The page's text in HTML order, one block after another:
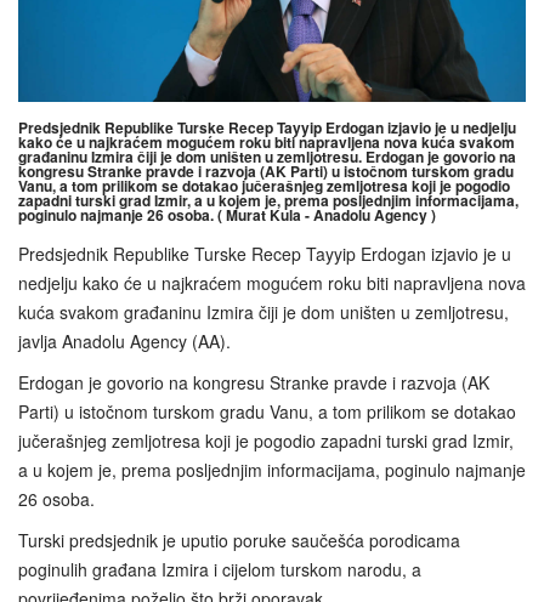
Predsjednik Republike Turske Recep Tayyip Erdogan izjavio je u nedjelju
kako će u najkraćem mogućem roku biti napravljena nova kuća svakom
građaninu Izmira čiji je dom uništen u zemljotresu. Erdogan je govorio na
kongresu Stranke pravde i razvoja (AK Parti) u istočnom turskom gradu
Vanu, a tom prilikom se dotakao jučerašnjeg zemljotresa koji je pogodio
zapadni turski grad Izmir, a u kojem je, prema posljednjim informacijama,
poginulo najmanje 26 osoba. ( Murat Kula - Anadolu Agency )
Predsjednik Republike Turske Recep Tayyip Erdogan izjavio je u
nedjelju kako će u najkraćem mogućem roku biti napravljena nova
kuća svakom građaninu Izmira čiji je dom uništen u zemljotresu,
javlja Anadolu Agency (AA).
Erdogan je govorio na kongresu Stranke pravde i razvoja (AK
Parti) u istočnom turskom gradu Vanu, a tom prilikom se dotakao
jučerašnjeg zemljotresa koji je pogodio zapadni turski grad Izmir,
a u kojem je, prema posljednjim informacijama, poginulo najmanje
26 osoba.
Turski predsjednik je uputio poruke saučešća porodicama
poginulih građana Izmira i cijelom turskom narodu, a